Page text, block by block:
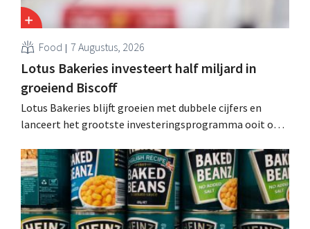
Food 7 Augustus, 2026
Lotus Bakeries investeert half miljard in
groeiend Biscoff
Lotus Bakeries blijft groeien met dubbele cijfers en
lanceert het grootste investeringsprogramma ooit om
moeten dit momentum grijpen”.